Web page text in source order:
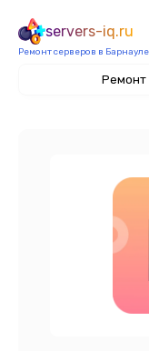
servers-iq.ru
Ремонт серверов в Барнауле
Ремонт